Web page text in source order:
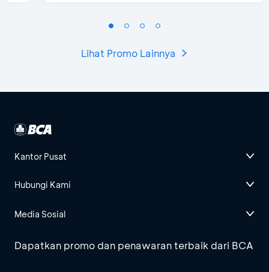
Lihat Promo Lainnya
Kantor Pusat
Hubungi Kami
Media Sosial
Dapatkan promo dan penawaran terbaik dari BCA